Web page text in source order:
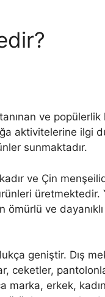
ve
aktivitelerine
sunmaktadır.
ve Çin
üretmektedir.
ömürlü ve
geniştir. Dış
ceketler,
marka, erkek,